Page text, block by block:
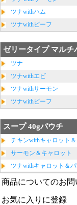
ツナwithハム
ツナwithビーフ
ゼリータイプ マルチ
ツナ
ツナwithエビ
ツナwithサーモン
ツナwithビーフ
スープ 40gパウチ
チキンwithキャロット
サーモン＆キャロット
ツナwithキャロット＆
商品についてのお問
お気に入りに登録